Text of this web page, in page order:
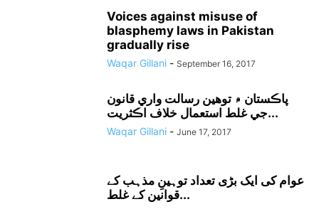
Voices against misuse of
blasphemy laws in Pakistan
gradually rise
Waqar Gillani - September 16, 2017
پاڪستان ۾ توهين رسالت واري قانون
جي غلط استعمال خلاف اڪثريت...
Waqar Gillani - June 17, 2017
عوام کی ایک بڑی تعداد توہینِ مذہب کے
قوانین کے غلط...